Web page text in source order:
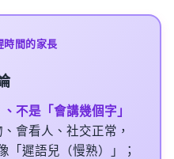
間的家長
不是「會講幾個字」
會看人、社交正常，
「遲語兒（慢熟）」；